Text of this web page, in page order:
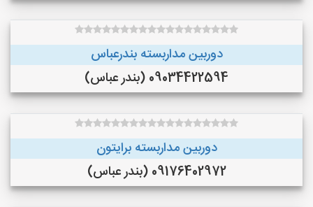
دوربین مداربسته بندرعباس
09034422594 (بندر عباس)
دوربین مداربسته برایتون
09176402972 (بندر عباس)